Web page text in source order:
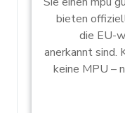
bieten
die EU-
anerkannt sind.
keine MPU –